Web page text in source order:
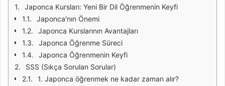
Japonca Kursları: Yeni Bir Dil Öğrenmenin Keyfi
Japonca'nın Önemi
Japonca Kurslarının Avantajları
Japonca Öğrenme Süreci
Japonca Öğrenmenin Keyfi
SSS (Sıkça Sorulan Sorular)
1. Japonca öğrenmek ne kadar zaman alır?